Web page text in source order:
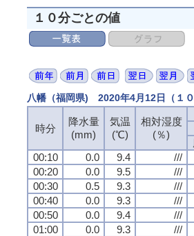
１０分ごとの値
八幡（福岡県) 2020年4月12日（１０
時分
降水量
(mm)
気温
(℃)
相対湿度
(％)
00:10
0.0 9.4 ///
00:20
0.0 9.5 ///
00:30
0.5 9.3 ///
00:40
0.0 9.3 ///
00:50
0.0 9.4 ///
01:00
0.0 9.3 ///
時分
降水量
(mm)
気温
(℃)
相対湿度
(％)
00:10
0.0 9.4 ///
00:20
0.0 9.5 ///
00:30
0.5 9.3 ///
00:40
0.0 9.3 ///
00:50
0.0 9.4 ///
01:00
0.0 9.3 ///
時分
降水量
(mm)
気温
(℃)
相対湿度
(％)
00:10
0.0 9.4 ///
00:20
0.0 9.5 ///
00:30
0.5 9.3 ///
00:40
0.0 9.3 ///
00:50
0.0 9.4 ///
01:00
0.0 9.3 ///
時分
降水量
(mm)
気温
(℃)
相対湿度
(％)
00:10
0.0 9.4 ///
00:20
0.0 9.5 ///
00:30
0.5 9.3 ///
00:40
0.0 9.3 ///
00:50
0.0 9.4 ///
01:00
0.0 9.3 ///